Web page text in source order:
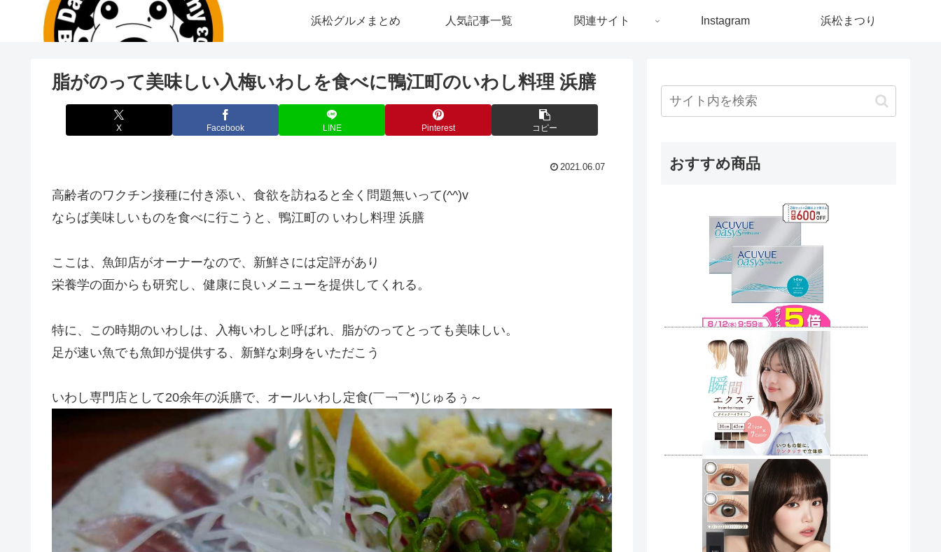
浜松グルメまとめ 人気記事一覧 関連サイト Instagram 浜松まつり
脂がのって美味しい入梅いわしを食べに鴨江町のいわし料理 浜膳
X Facebook LINE Pinterest コピー
2021.06.07
高齢者のワクチン接種に付き添い、食欲を訪ねると全く問題無いって(^^)v
ならば美味しいものを食べに行こうと、鴨江町の いわし料理 浜膳
ここは、魚卸店がオーナーなので、新鮮さには定評があり
栄養学の面からも研究し、健康に良いメニューを提供してくれる。
特に、この時期のいわしは、入梅いわしと呼ばれ、脂がのってとっても美味しい。
足が速い魚でも魚卸が提供する、新鮮な刺身をいただこう
いわし専門店として20余年の浜膳で、オールいわし定食(￣￢￣*)じゅるぅ～
おすすめ商品